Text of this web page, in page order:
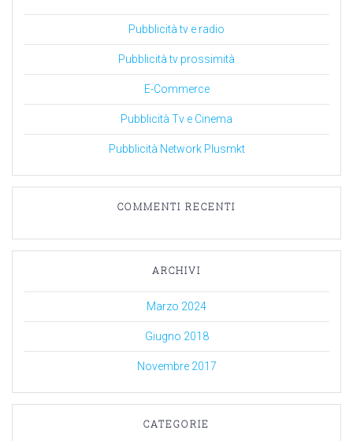
Pubblicità tv e radio
Pubblicità tv prossimità
E-Commerce
Pubblicità Tv e Cinema
Pubblicità Network Plusmkt
COMMENTI RECENTI
ARCHIVI
Marzo 2024
Giugno 2018
Novembre 2017
CATEGORIE